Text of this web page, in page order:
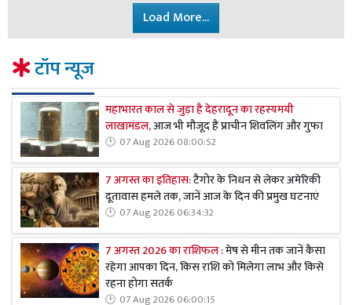
Load More...
टॉप न्यूज
महाभारत काल से जुड़ा है देहरादून का रहस्यमयी
लाखामंडल,आज भी मौजूद हैं प्राचीन शिवलिंग और गुफा
07 Aug 2026 08:00:52
7 अगस्त का इतिहास:टैगोर के निधन से लेकर अमेरिकी
दूतावास हमले तक, जानें आज के दिन की प्रमुख घटनाएं
07 Aug 2026 06:34:32
7 अगस्त 2026 का राशिफल :मेष से मीन तक जानें कैसा
रहेगा आपका दिन, किस राशि को मिलेगा लाभ और किसे
रहना होगा सतर्क
07 Aug 2026 06:00:15